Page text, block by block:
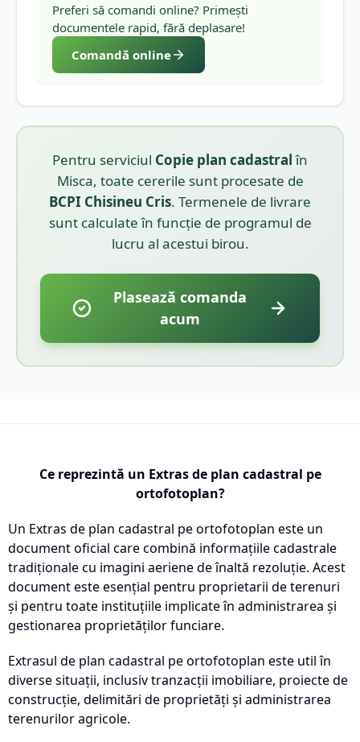
Preferi să comandi online? Primești
documentele rapid, fără deplasare!
Comandă online
Pentru serviciul Copie plan cadastralîn
Misca, toate cererile sunt procesate de
BCPI Chisineu Cris. Termenele de livrare
sunt calculate în funcție de programul de
lucru al acestui birou.
Plasează comanda
acum
Ce reprezintă un Extras de plan cadastral pe
ortofotoplan?
Un Extras de plan cadastral pe ortofotoplan este un
document oficial care combină informațiile cadastrale
tradiționale cu imagini aeriene de înaltă rezoluție. Acest
document este esențial pentru proprietarii de terenuri
și pentru toate instituțiile implicate în administrarea și
gestionarea proprietăților funciare.
Extrasul de plan cadastral pe ortofotoplan este util în
diverse situații, inclusiv tranzacții imobiliare, proiecte de
construcție, delimitări de proprietăți și administrarea
terenurilor agricole.